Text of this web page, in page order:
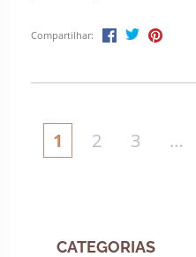
14.112/2020.” A obra está […]
Compartilhar:
1 2 3 …
CATEGORIAS